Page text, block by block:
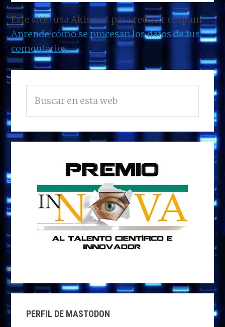
Este sitio usa Akismet para reducir el spam.
Aprende cómo se procesan los datos de tus
comentarios.
BARRA
LATERAL
PRINCIPAL
en
esta
web
PERFIL DE MASTODON